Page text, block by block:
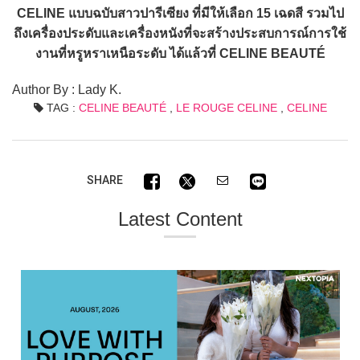
CELINE แบบฉบับสาวปารีเซียง ที่มีให้เลือก 15 เฉดสี รวมไป
ถึงเครื่องประดับและเครื่องหนังที่จะสร้างประสบการณ์การใช้
งานที่หรูหราเหนือระดับ ได้แล้วที่ CELINE BEAUTÉ
Author By : Lady K.
TAG : CELINE BEAUTÉ, LE ROUGE CELINE, CELINE
SHARE
Latest Content